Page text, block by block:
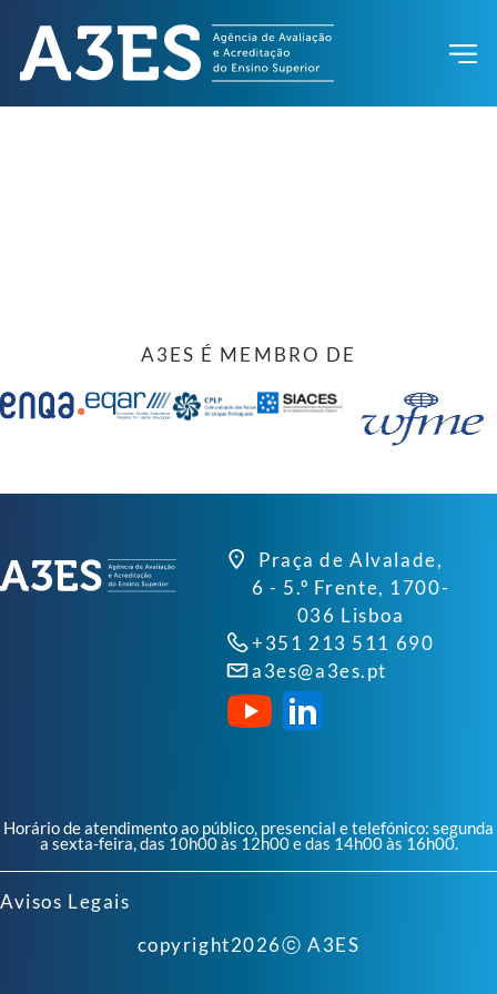
A3ES É MEMBRO DE
Praça de Alvalade,
6 - 5.º Frente, 1700-
036 Lisboa
+351 213 511 690
a3es@a3es.pt
Horário de atendimento ao público, presencial e telefónico: segunda
a sexta-feira, das 10h00 às 12h00 e das 14h00 às 16h00.
Avisos Legais
copyright2026ⓒ A3ES